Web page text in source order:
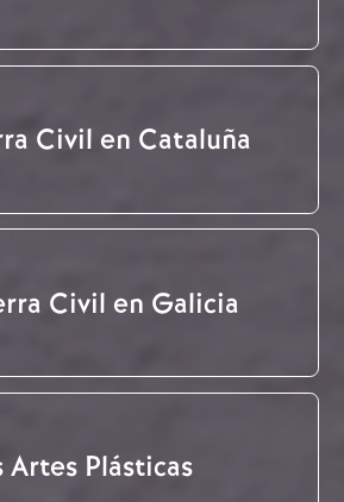
Civil en Cataluña
Civil en Galicia
Artes Plásticas